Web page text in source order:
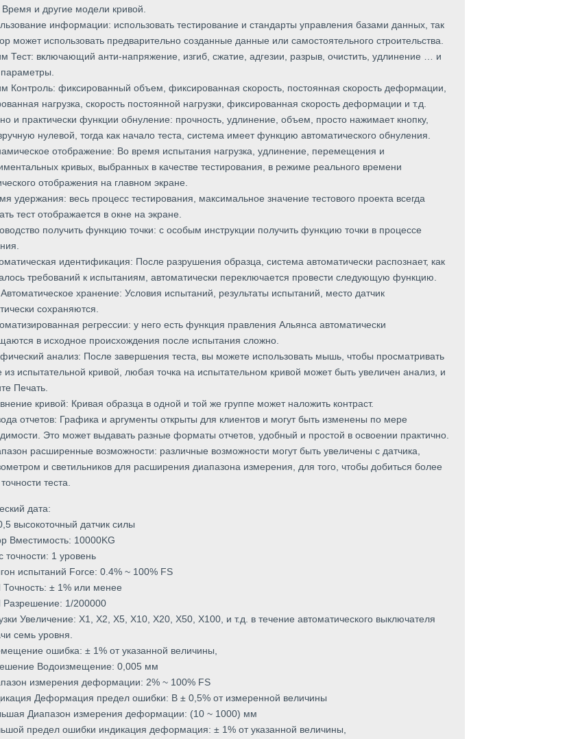
и другие модели кривой.
информации: использовать тестирование и стандарты управления базами данных, так
может использовать предварительно созданные данные или самостоятельного строительства.
Тест: включающий анти-напряжение, изгиб, сжатие, адгезии, разрыв, очистить, удлинение … и
Контроль: фиксированный объем, фиксированная скорость, постоянная скорость деформации,
нагрузка, скорость постоянной нагрузки, фиксированная скорость деформации и т.д.
и практически функции обнуление: прочность, удлинение, объем, просто нажимает кнопку,
нулевой, тогда как начало теста, система имеет функцию автоматического обнуления.
отображение: Во время испытания нагрузка, удлинение, перемещения и
кривых, выбранных в качестве тестирования, в режиме реального времени
отображения на главном экране.
удержания: весь процесс тестирования, максимальное значение тестового проекта всегда
тест отображается в окне на экране.
получить функцию точки: с особым инструкции получить функцию точки в процессе
идентификация: После разрушения образца, система автоматически распознает, как
требований к испытаниям, автоматически переключается провести следующую функцию.
хранение: Условия испытаний, результаты испытаний, место датчик
сохраняются.
регрессии: у него есть функция правления Альянса автоматически
в исходное происхождения после испытания сложно.
анализ: После завершения теста, вы можете использовать мышь, чтобы просматривать
из испытательной кривой, любая точка на испытательном кривой может быть увеличен анализ, и
Печать.
кривой: Кривая образца в одной и той же группе может наложить контраст.
отчетов: Графика и аргументы открыты для клиентов и могут быть изменены по мере
Это может выдавать разные форматы отчетов, удобный и простой в освоении практично.
расширенные возможности: различные возможности могут быть увеличены с датчика,
и светильников для расширения диапазона измерения, для того, чтобы добиться более
теста.
дата:
высокоточный датчик силы
Вместимость: 10000KG
точности: 1 уровень
испытаний Force: 0.4% ~ 100% FS
Точность: ± 1% или менее
Разрешение: 1/200000
Увеличение: X1, X2, X5, X10, X20, X50, X100, и т.д. в течение автоматического выключателя
семь уровня.
ошибка: ± 1% от указанной величины,
Водоизмещение: 0,005 мм
измерения деформации: 2% ~ 100% FS
Деформация предел ошибки: В ± 0,5% от измеренной величины
Диапазон измерения деформации: (10 ~ 1000) мм
предел ошибки индикация деформация: ± 1% от указанной величины,